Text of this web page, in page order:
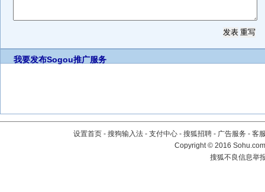
我要发布Sogou推广服务
设置首页 - 搜狗输入法 - 支付中心 - 搜狐招聘 - 广告服务 - 客
Copyright©2016
搜狐不良信息举